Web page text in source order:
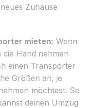
Zuhause
mieten: Wenn
Hand nehmen
einen Transporter
Größen an, je
möchtest. So
deinen Umzug